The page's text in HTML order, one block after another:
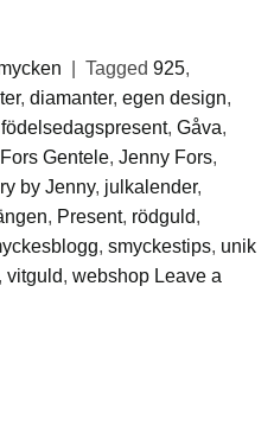
Tagged 925,
, diamanter, egen design,
födelsedagspresent, Gåva,
Gentele, Jenny Fors,
by Jenny, julkalender,
, Present, rödguld,
, smyckestips, unik
, vitguld, webshop Leave a